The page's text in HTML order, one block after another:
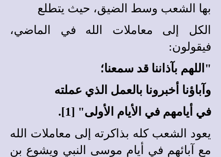
بها الشعب وسط الضيق، حيث يتطلع
الكل إلى معاملات الله في الماضي،
فيقولون:
"اللهم بآذاننا قد سمعنا؛
وآباؤنا أخبرونا بالعمل الذي عملته
في أيامهم في الأيام الأولى" [1].
يعود الشعب كله بذاكرته إلى معاملات الله
مع آبائهم في أيام موسى النبي ويشوع بن